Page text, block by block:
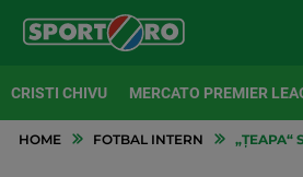
CRISTI CHIVU MERCATO PREMIER
HOME FOTBAL INTERN „ȚEAPA“